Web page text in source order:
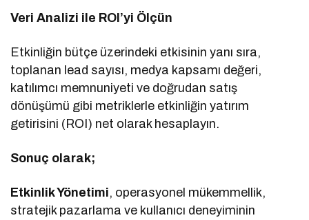
Veri Analizi ile ROI’yi Ölçün
Etkinliğin bütçe üzerindeki etkisinin yanı sıra,
toplanan lead sayısı, medya kapsamı değeri,
katılımcı memnuniyeti ve doğrudan satış
dönüşümü gibi metriklerle etkinliğin yatırım
getirisini (ROI) net olarak hesaplayın.
Sonuç olarak;
Etkinlik Yönetimi, operasyonel mükemmellik,
stratejik pazarlama ve kullanıcı deneyiminin